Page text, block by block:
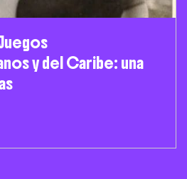
y del Caribe: una